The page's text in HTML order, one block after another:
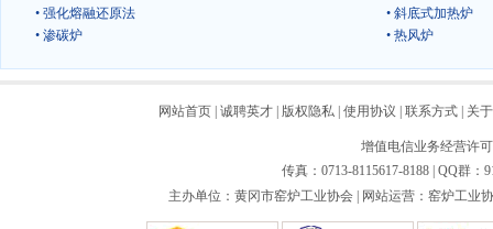
• 强化熔融还原法
• 斜底式加热炉
• 渗碳炉
• 热风炉
网站首页 诚聘英才 版权隐私 使用协议 联系方式 关
增值电信业务经营许
传真：0713-8115617-8188 | QQ群：
主办单位：黄冈市窑炉工业协会 | 网站运营：窑炉工业